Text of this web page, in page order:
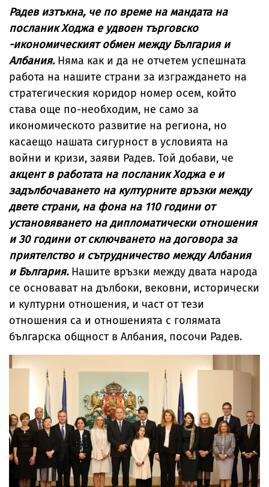
Радев изтъкна, че по време на мандата на
посланик Ходжа е удвоен търговско
-икономическият обмен между България и
Албания. Няма как и да не отчетем успешната
работа на нашите страни за изграждането на
стратегическия коридор номер осем, който
става още по-необходим, не само за
икономическото развитие на региона, но
касаещо нашата сигурност в условията на
войни и кризи, заяви Радев. Той добави, че
акцент в работата на посланик Ходжа е и
задълбочаването на културните връзки между
двете страни, на фона на 110 години от
установяването на дипломатически отношения
и 30 години от сключването на договора за
приятелство и сътрудничество между Албания
и България.Нашите връзки между двата народа
се основават на дълбоки, вековни, исторически
и културни отношения, и част от тези
отношения са и отношенията с голямата
българска общност в Албания, посочи Радев.